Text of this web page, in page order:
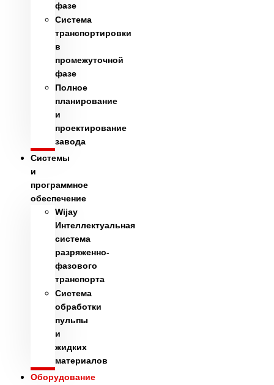
фазе
Система
транспортировки
в
промежуточной
фазе
Полное
планирование
и
проектирование
завода
Системы
и
программное
обеспечение
Wijay
Интеллектуальная
система
разряженно-
фазового
транспорта
Система
обработки
пульпы
и
жидких
материалов
Оборудование